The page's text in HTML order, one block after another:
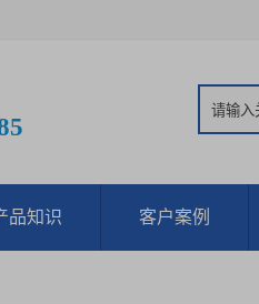
品知识 客户案例